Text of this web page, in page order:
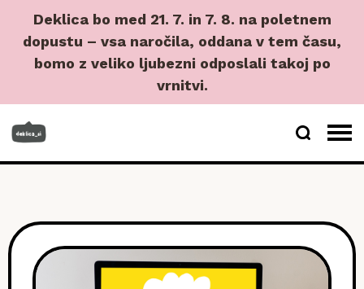
Deklica bo med 21. 7. in 7. 8. na poletnem
dopustu – vsa naročila, oddana v tem času,
bomo z veliko ljubezni odposlali takoj po
vrnitvi.